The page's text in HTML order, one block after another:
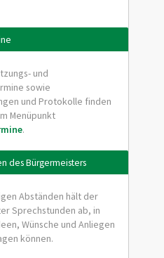
und
sowie
und Protokolle finden
Menüpunkt
.
des Bürgermeisters
Abständen hält der
Sprechstunden ab, in
Wünsche und Anliegen
können.